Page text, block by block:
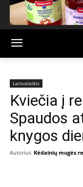
Laisvalaikis
Kviečia į
Spaudos
knygos
Autorius Kėdainių mugės